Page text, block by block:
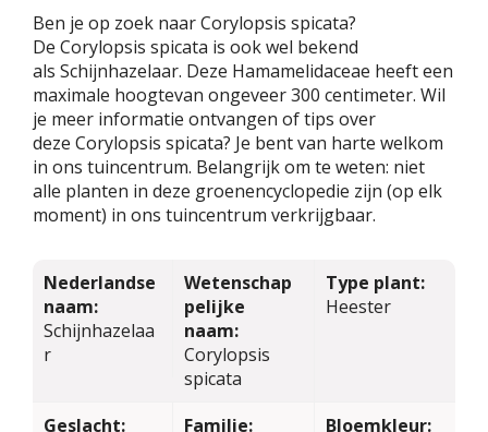
Ben je op zoek naar Corylopsis spicata?
De Corylopsis spicata is ook wel bekend
als Schijnhazelaar. Deze Hamamelidaceae heeft een
maximale hoogtevan ongeveer 300 centimeter. Wil
je meer informatie ontvangen of tips over
deze Corylopsis spicata? Je bent van harte welkom
in ons tuincentrum. Belangrijk om te weten: niet
alle planten in deze groenencyclopedie zijn (op elk
moment) in ons tuincentrum verkrijgbaar.
Nederlandse
naam:
Schijnhazelaa
r
Wetenschap
pelijke
naam:
Corylopsis
spicata
Type plant:
Heester
Geslacht:
Familie:
Bloemkleur: